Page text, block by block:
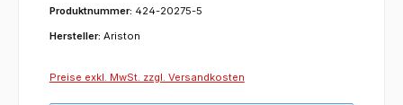
Produktnummer: 424-20275-5
Hersteller: Ariston
Preise exkl. MwSt. zzgl. Versandkosten